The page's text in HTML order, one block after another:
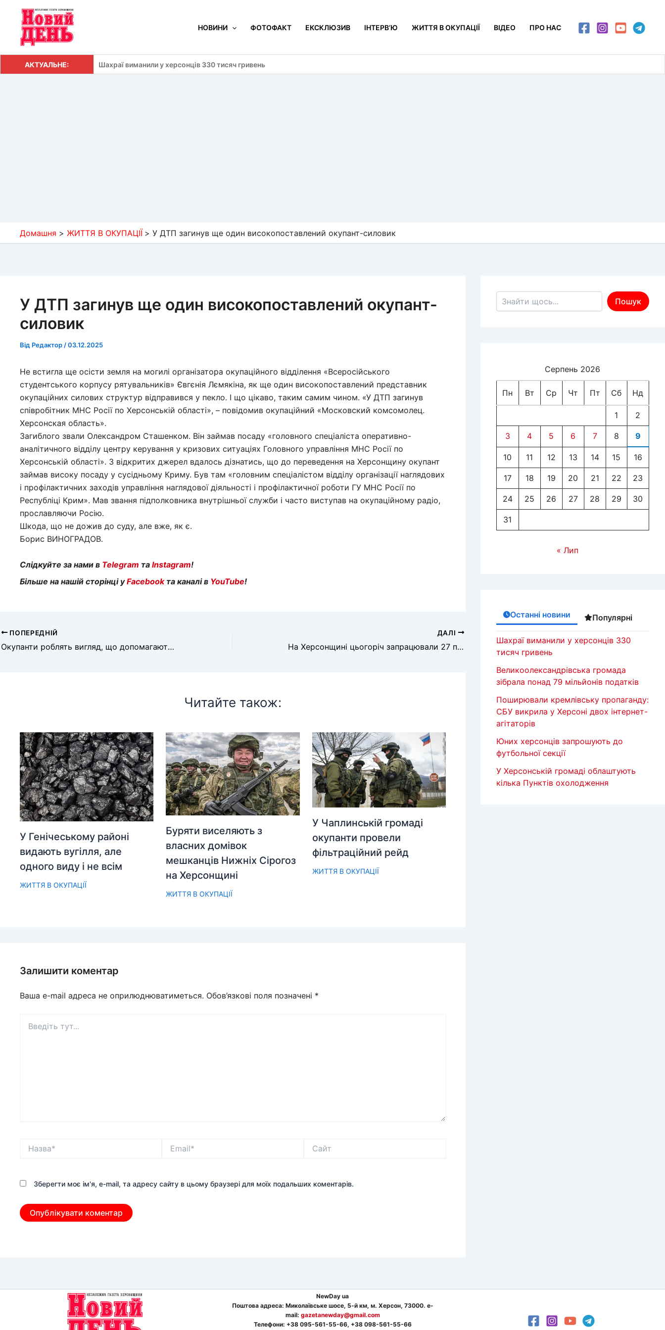
Перейти
вмісту
НОВИНИ ФОТОФАКТ ЕКСКЛЮЗИВ ІНТЕРВ’Ю ЖИТТЯ В ОКУПАЦІЇ ВІДЕО ПРО НАС
АКТУАЛЬНЕ: Шахраї виманили у херсонців 330 тисяч гривень
Домашня ЖИТТЯ В ОКУПАЦІЇ У ДТП загинув ще один високопоставлений окупант-силовик
У ДТП загинув ще один високопоставлений окупант-
силовик
Від Редактор /03.12.2025
Не встигла ще осісти земля на могилі організатора окупаційного відділення «Всеросійського
студентського корпусу рятувальників» Євгєнія Лємякіна, як ще один високопоставлений представник
окупаційних силових структур відправився у пекло. І що цікаво, таким самим чином. «У ДТП загинув
співробітник МНС Росії по Херсонській області», – повідомив окупаційний «Московский комсомолец.
Херсонская область».
Загиблого звали Олександром Сташенком. Він займав посаду «головного спеціаліста оперативно-
аналітичного відділу центру керування у кризових ситуаціях Головного управління МНС Росії по
Херсонській області». З відкритих джерел вдалось дізнатись, що до переведення на Херсонщину окупант
займав високу посаду у сусідньому Криму. Був там «головним спеціалістом відділу організації наглядових
і профілактичних заходів управління наглядової діяльності і профілактичної роботи ГУ МНС Росії по
Республіці Крим». Мав звання підполковника внутрішньої служби і часто виступав на окупаційному радіо,
прославляючи Росію.
Шкода, що не дожив до суду, але вже, як є.
Борис ВИНОГРАДОВ.
Слідкуйте за нами в Telegram та Instagram!
Більше на нашій сторінці уFacebookта каналі в YouTube!
ПОПЕРЕДНІЙ
Окупанти роблять вигляд, що допомагають сім’ям загиблих колаборантів
ДАЛІ
На Херсонщині цьогоріч запрацювали 27 підрозділів пожежної охорони
Читайте також:
У Генічеському районі
видають вугілля, але
одного виду і не всім
ЖИТТЯ В ОКУПАЦІЇ
Буряти виселяють з
власних домівок
мешканців Нижніх Сірогоз
на Херсонщині
ЖИТТЯ В ОКУПАЦІЇ
У Чаплинській громаді
окупанти провели
фільтраційний рейд
ЖИТТЯ В ОКУПАЦІЇ
Залишити коментар
Ваша e-mail адреса не оприлюднюватиметься. Обов’язкові поля позначені *
тут...
Зберегти моє ім'я, e-mail, та адресу сайту в цьому браузері для моїх подальших коментарів.
Пошук по сайту
Пошук
Серпень 2026
Пн Вт Ср Чт Пт Сб Нд
1 2
3 4 5 6 7 8 9
10 11 12 13 14 15 16
17 18 19 20 21 22 23
24 25 26 27 28 29 30
31
« Лип
Останні новини Популярні
Шахраї виманили у херсонців 330
тисяч гривень
Великоолександрівська громада
зібрала понад 79 мільйонів податків
Поширювали кремлівську пропаганду:
СБУ викрила у Херсоні двох інтернет-
агітаторів
Юних херсонців запрошують до
футбольної секції
У Херсонській громаді облаштують
кілька Пунктів охолодження
NewDay ua
Поштова адреса: Миколаївське шосе, 5-й км, м. Херсон, 73000. e-
mail: gazetanewday@gmail.com
Телефони: +38 095-561-55-66, +38 098-561-55-66